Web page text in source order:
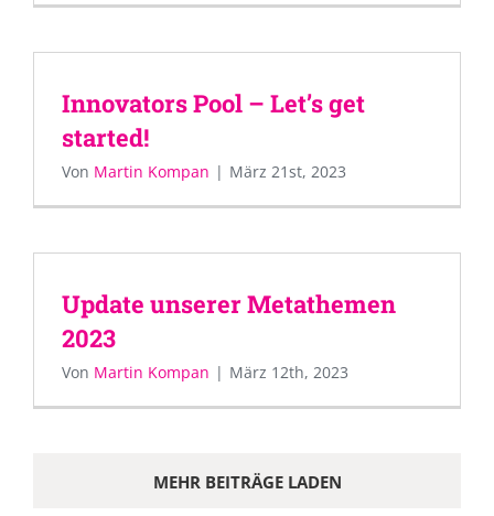
Innovators Pool – Let’s get
started!
Von Martin Kompan | März 21st, 2023
Update unserer Metathemen
2023
Von Martin Kompan | März 12th, 2023
MEHR BEITRÄGE LADEN